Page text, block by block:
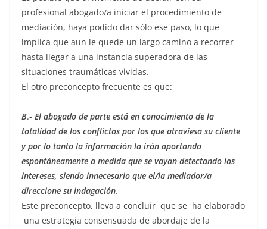
profesional abogado/a iniciar el procedimiento de
mediación, haya podido dar sólo ese paso, lo que
implica que aun le quede un largo camino a recorrer
hasta llegar a una instancia superadora de las
situaciones traumáticas vividas.
El otro preconcepto frecuente es que:
B.- El abogado de parte está en conocimiento de la
totalidad de los conflictos por los que atraviesa su cliente
y por lo tanto la información la irán aportando
espontáneamente a medida que se vayan detectando los
intereses, siendo innecesario que el/la mediador/a
direccione su indagación.
Este preconcepto, lleva a concluir que se ha elaborado
una estrategia consensuada de abordaje de la